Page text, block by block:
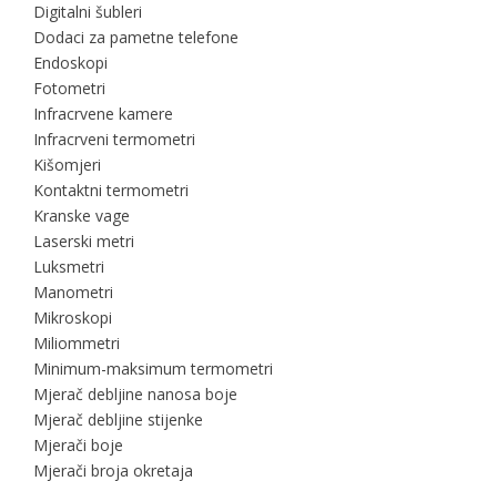
Digitalni šubleri
Dodaci za pametne telefone
Endoskopi
Fotometri
Infracrvene kamere
Infracrveni termometri
Kišomjeri
Kontaktni termometri
Kranske vage
Laserski metri
Luksmetri
Manometri
Mikroskopi
Miliommetri
Minimum-maksimum termometri
Mjerač debljine nanosa boje
Mjerač debljine stijenke
Mjerači boje
Mjerači broja okretaja